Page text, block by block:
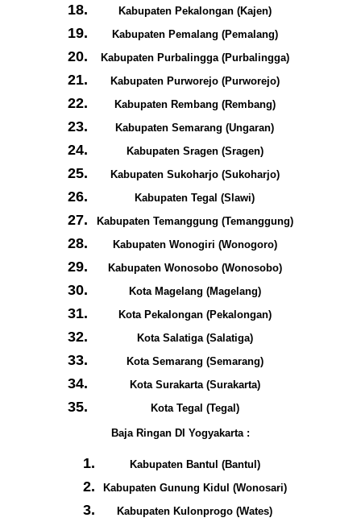
Kabupaten Pekalongan (Kajen)
Kabupaten Pemalang (Pemalang)
Kabupaten Purbalingga (Purbalingga)
Kabupaten Purworejo (Purworejo)
Kabupaten Rembang (Rembang)
Kabupaten Semarang (Ungaran)
Kabupaten Sragen (Sragen)
Kabupaten Sukoharjo (Sukoharjo)
Kabupaten Tegal (Slawi)
Kabupaten Temanggung (Temanggung)
Kabupaten Wonogiri (Wonogoro)
Kabupaten Wonosobo (Wonosobo)
Kota Magelang (Magelang)
Kota Pekalongan (Pekalongan)
Kota Salatiga (Salatiga)
Kota Semarang (Semarang)
Kota Surakarta (Surakarta)
Kota Tegal (Tegal)
Baja Ringan DI Yogyakarta :
Kabupaten Bantul (Bantul)
Kabupaten Gunung Kidul (Wonosari)
Kabupaten Kulonprogo (Wates)